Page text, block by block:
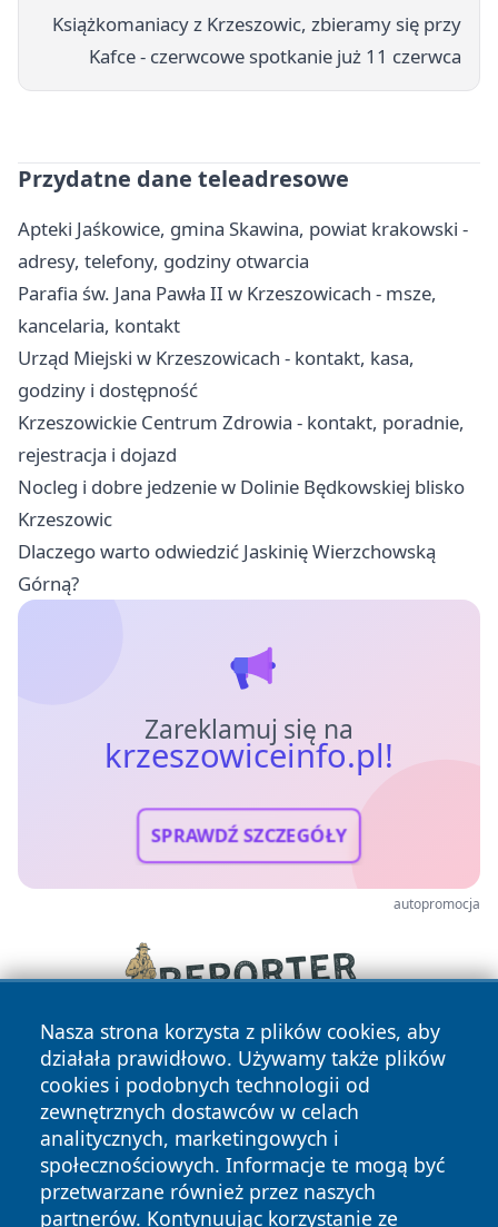
Książkomaniacy z Krzeszowic, zbieramy się przy
Kafce - czerwcowe spotkanie już 11 czerwca
Przydatne dane teleadresowe
Apteki Jaśkowice, gmina Skawina, powiat krakowski -
adresy, telefony, godziny otwarcia
Parafia św. Jana Pawła II w Krzeszowicach - msze,
kancelaria, kontakt
Urząd Miejski w Krzeszowicach - kontakt, kasa,
godziny i dostępność
Krzeszowickie Centrum Zdrowia - kontakt, poradnie,
rejestracja i dojazd
Nocleg i dobre jedzenie w Dolinie Będkowskiej blisko
Krzeszowic
Dlaczego warto odwiedzić Jaskinię Wierzchowską
Górną?
Zareklamuj się na
krzeszowiceinfo.pl!
SPRAWDŹ SZCZEGÓŁY
autopromocja
Nasza strona korzysta z plików cookies, aby
działała prawidłowo. Używamy także plików
cookies i podobnych technologii od
zewnętrznych dostawców w celach
analitycznych, marketingowych i
społecznościowych. Informacje te mogą być
przetwarzane również przez naszych
partnerów. Kontynuując korzystanie ze
Copyright © 2026 krzeszowiceinfo.pl Wszystkie prawa